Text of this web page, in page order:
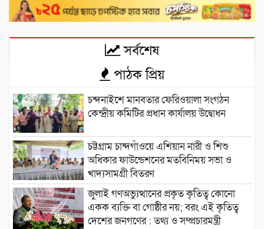
সর্বশেষ
পাঠক প্রিয়
চন্দনাইশে মানবতার ফেরিওয়ালা সংগঠন
কেন্দ্রীয় কমিটির প্রধান কার্যালয় উদ্বোধন
চট্টগ্রাম চান্দগাঁওয়ে এশিয়ান নারী ও শিশু
অধিকার ফাউন্ডেশনের মতবিনিময় সভা ও
খাদ্যসামগ্রী বিতরণ
জুলাই গণঅভ্যুত্থানের প্রকৃত কৃতিত্ব কোনো
একক ব্যক্তি বা গোষ্ঠীর নয়; বরং এই কৃতিত্ব
দেশের জনগণের : তথ্য ও সম্প্রচারমন্ত্রী